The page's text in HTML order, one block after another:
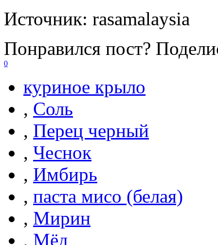
Источник: rasamalaysia
Понравился пост?
0
куриное крыло
, Соль
, Перец черный
, Чеснок
, Имбирь
, паста мисо (белая)
, Мирин
, Мёд